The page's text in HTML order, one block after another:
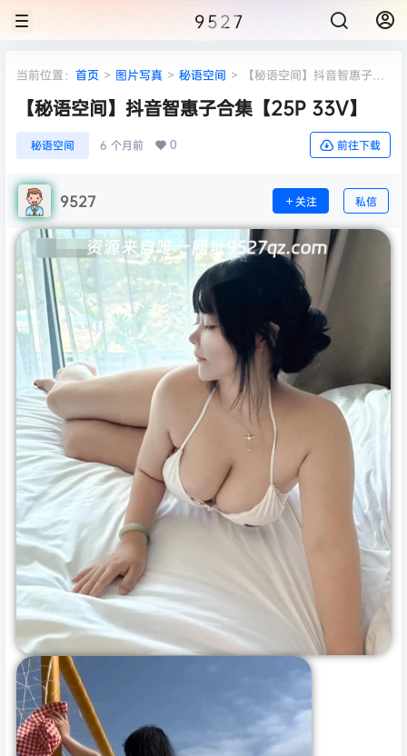
9527
当前位置： 首页 > 图片写真 > 秘语空间 >
【秘语空间】抖音智惠子合
【秘语空间】抖音智惠子合集【25P 33V】
秘语空间 6 个月前 0 前往下载
9527 关注 私信